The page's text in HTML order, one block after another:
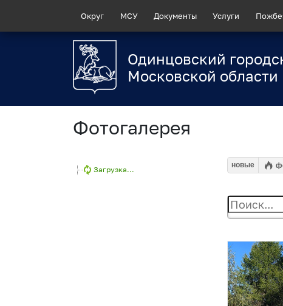
Округ МСУ Документы Услуги
Одинцовский
Московской области
Фотогалерея
Загрузка...
новые